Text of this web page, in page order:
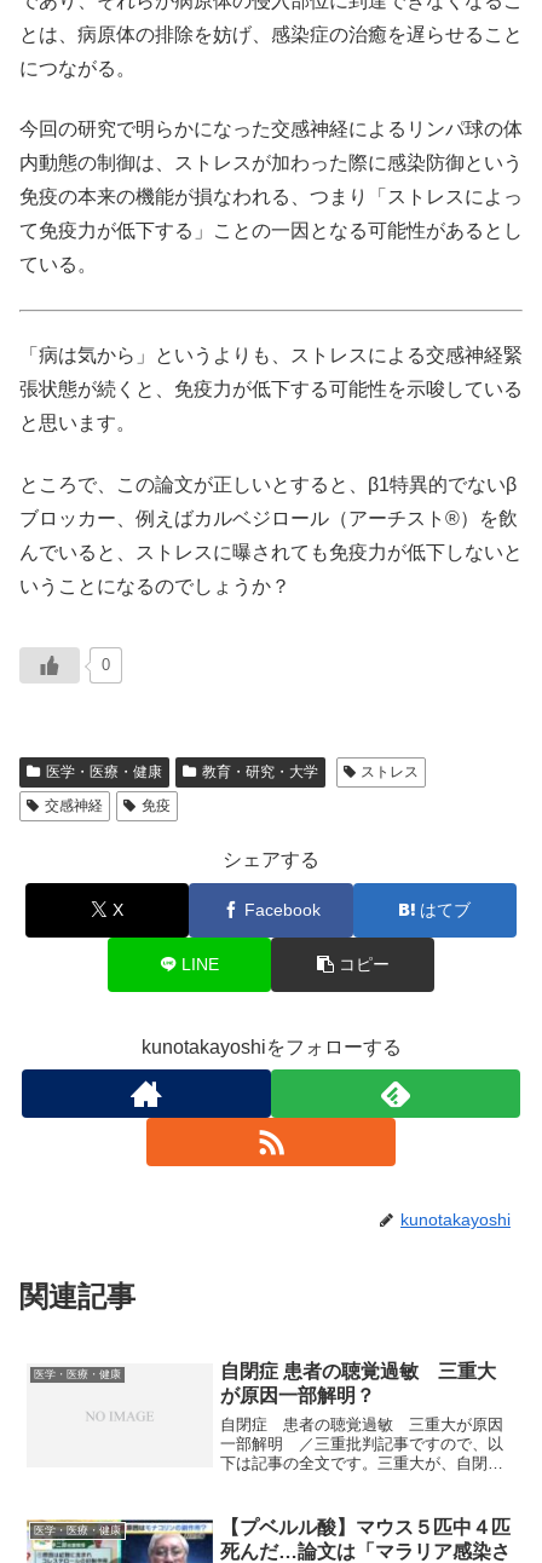
とは、病原体の排除を妨げ、感染症の治癒を遅らせること
につながる。
今回の研究で明らかになった交感神経によるリンパ球の体
内動態の制御は、ストレスが加わった際に感染防御という
免疫の本来の機能が損なわれる、つまり「ストレスによっ
て免疫力が低下する」ことの一因となる可能性があるとし
ている。
「病は気から」というよりも、ストレスによる交感神経緊
張状態が続くと、免疫力が低下する可能性を示唆している
と思います。
ところで、この論文が正しいとすると、β1特異的でないβ
ブロッカー、例えばカルベジロール（アーチスト®）を飲
んでいると、ストレスに曝されても免疫力が低下しないと
いうことになるのでしょうか？
0
医学・医療・健康 教育・研究・大学
ストレス
交感神経
免疫
シェアする
X Facebook はてブ
LINE コピー
kunotakayoshiをフォローする
kunotakayoshi
関連記事
医学・医療・健康
自閉症 患者の聴覚過敏 三重大
が原因一部解明？
自閉症 患者の聴覚過敏 三重大が原因
一部解明 ／三重批判記事ですので、以
下は記事の全文です。三重大が、自閉症
わかり、「音がどこから聞こえるか」と
問診することで、自閉症か...
医学・医療・健康
【プベルル酸】マウス５匹中４匹
死んだ…論文は「マラリア感染さ